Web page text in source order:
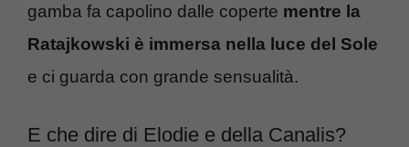
gamba fa capolino dalle coperte mentre la
Ratajkowski è immersa nella luce del Sole
e ci guarda con grande sensualità.
E che dire di Elodie e della Canalis?